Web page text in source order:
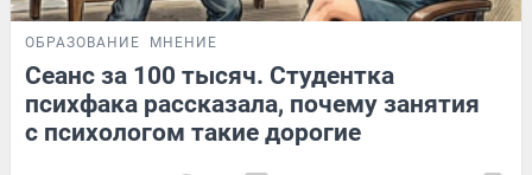
ОБРАЗОВАНИЕ МНЕНИЕ
Сеанс за 100 тысяч. Студентка
психфака рассказала, почему занятия
с психологом такие дорогие